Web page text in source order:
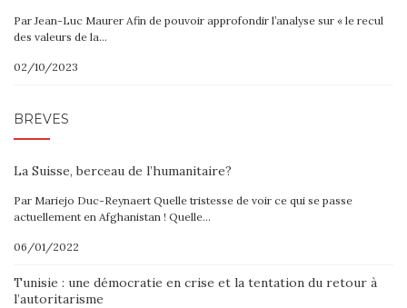
Par Jean-Luc Maurer Afin de pouvoir approfondir l’analyse sur « le recul
des valeurs de la…
02/10/2023
BRÈVES
La Suisse, berceau de l’humanitaire?
Par Mariejo Duc-Reynaert Quelle tristesse de voir ce qui se passe
actuellement en Afghanistan ! Quelle…
06/01/2022
Tunisie : une démocratie en crise et la tentation du retour à
l’autoritarisme